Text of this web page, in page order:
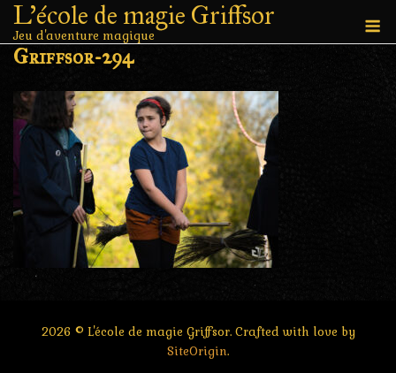
Skip
content
L'école de magie Griffsor
Jeu d'aventure magique
Griffsor-294
2026 © L'école de magie Griffsor. Crafted with love by
SiteOrigin.